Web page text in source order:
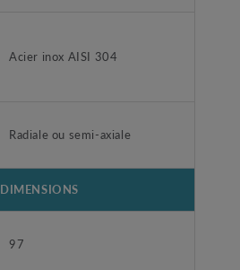
Acier inox AISI 304
Radiale ou semi-axiale
DIMENSIONS
97